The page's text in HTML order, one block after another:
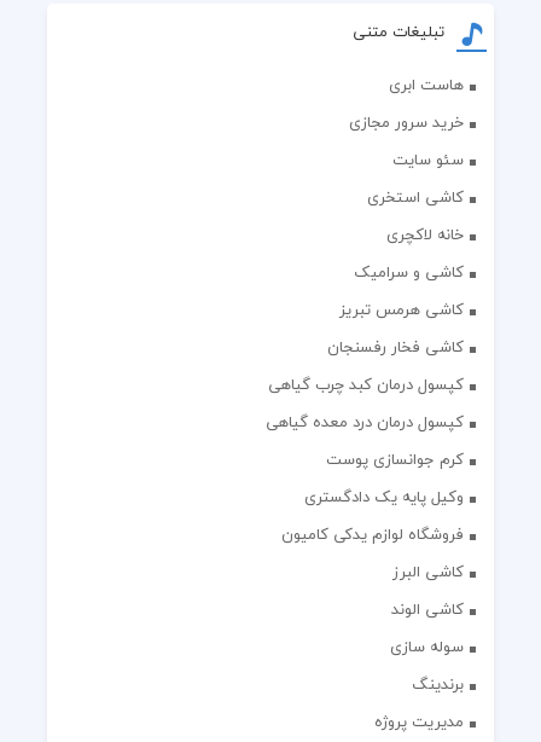
تبلیغات متنی
هاست ابری
خرید سرور مجازی
سئو سایت
کاشی استخری
خانه لاکچری
کاشی و سرامیک
کاشی هرمس تبریز
کاشی فخار رفسنجان
کپسول درمان کبد چرب گیاهی
کپسول درمان درد معده گیاهی
کرم جوانسازی پوست
وکیل پایه یک دادگستری
فروشگاه لوازم یدکی کامیون
کاشی البرز
کاشی الوند
سوله سازی
برندینگ
مدیریت پروژه